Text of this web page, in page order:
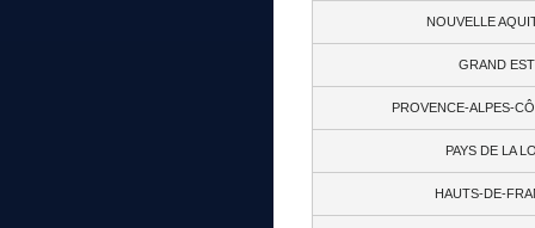
NOUVELLE
GRAND
PROVENCE-ALPES-
PAYS DE LA
HAUTS-DE-